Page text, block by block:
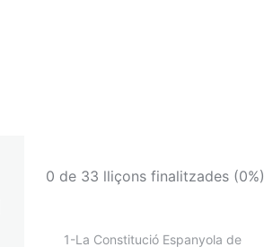
0 de 33 lliçons finalitzades (0%)
1-La Constitució Espanyola de